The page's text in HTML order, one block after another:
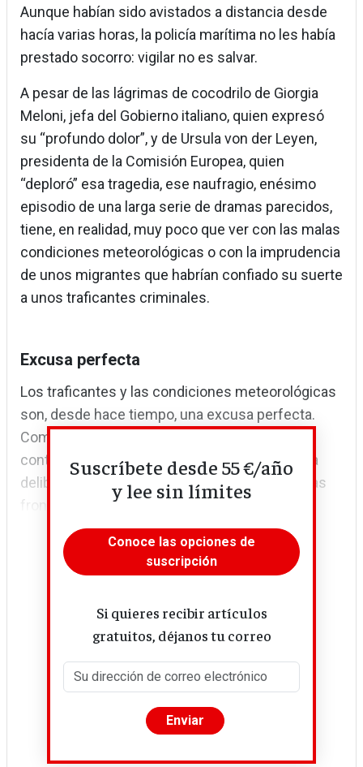
Aunque habían sido avistados a distancia desde
hacía varias horas, la policía marítima no les había
prestado socorro: vigilar no es salvar.
A pesar de las lágrimas de cocodrilo de Giorgia
Meloni, jefa del Gobierno italiano, quien expresó
su “profundo dolor”, y de Ursula von der Leyen,
presidenta de la Comisión Europea, quien
“deploró” esa tragedia, ese naufragio, enésimo
episodio de una larga serie de dramas parecidos,
tiene, en realidad, muy poco que ver con las malas
condiciones meteorológicas o con la imprudencia
de unos migrantes que habrían confiado su suerte
a unos traficantes criminales.
Excusa perfecta
Los traficantes y las condiciones meteorológicas
son, desde hace tiempo, una excusa perfecta.
Como los anteriores, este naufragio es, por el
contrario, consecuencia directa de una política
deliberada que, en nombre de la vigilancia de las
fronteras, ha...
Suscríbete desde 55 €/año
y lee sin límites
Conoce las opciones de
suscripción
Si quieres recibir artículos
gratuitos, déjanos tu correo